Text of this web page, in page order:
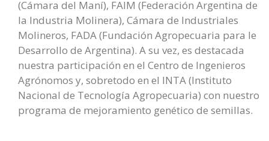
(Cámara del Maní), FAIM (Federación Argentina de
la Industria Molinera), Cámara de Industriales
Molineros, FADA (Fundación Agropecuaria para le
Desarrollo de Argentina). A su vez, es destacada
nuestra participación en el Centro de Ingenieros
Agrónomos y, sobretodo en el INTA (Instituto
Nacional de Tecnología Agropecuaria) con nuestro
programa de mejoramiento genético de semillas.